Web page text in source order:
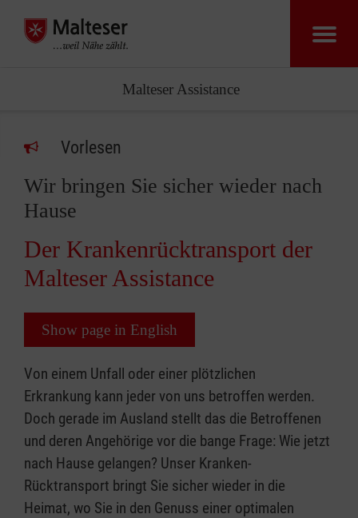
Malteser Assistance
Vorlesen
Wir bringen Sie sicher wieder nach
Hause
Der Krankenrücktransport der
Malteser Assistance
Show page in English
Von einem Unfall oder einer plötzlichen
Erkrankung kann jeder von uns betroffen werden.
Doch gerade im Ausland stellt das die Betroffenen
und deren Angehörige vor die bange Frage: Wie jetzt
nach Hause gelangen? Unser Kranken-
Rücktransport bringt Sie sicher wieder in die
Heimat, wo Sie in den Genuss einer optimalen